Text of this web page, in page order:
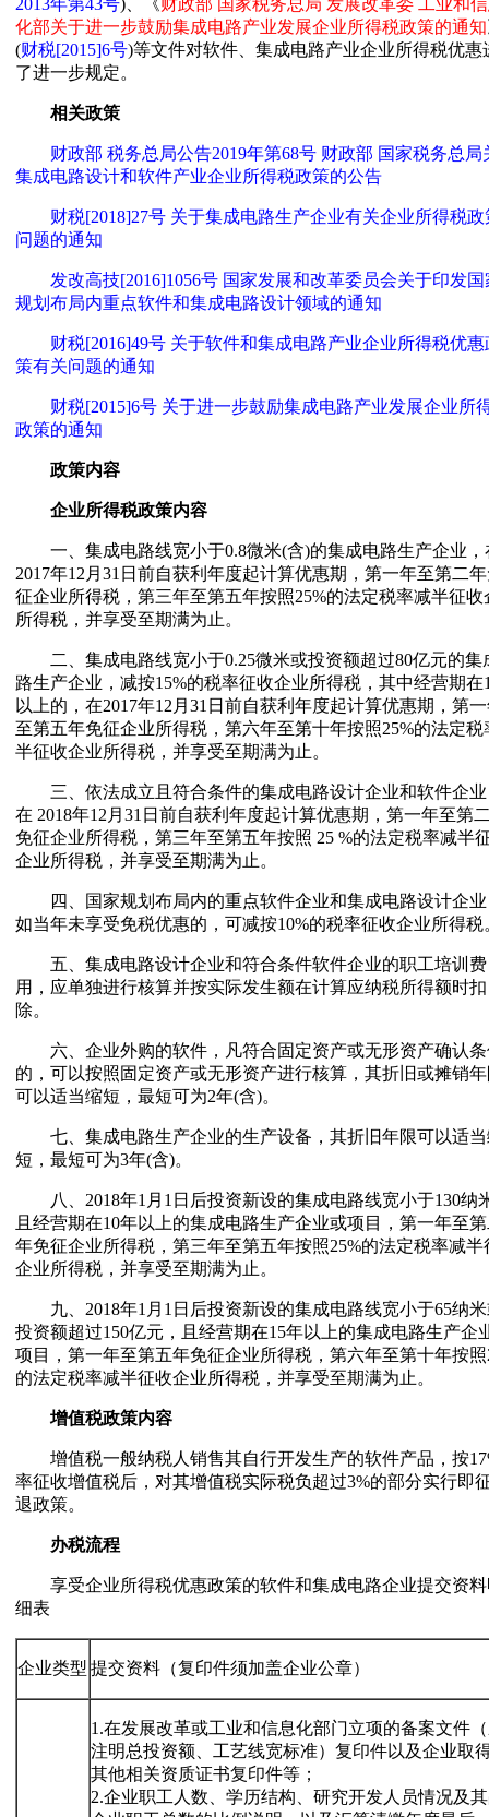
化部关于进一步鼓励集成电路产业发展企业所得税政策的通知
(财税[2015]6号)等文件对软件、集成电路产业企业所得税优惠
了进一步规定。
相关政策
财政部 税务总局公告2019年第68号 财政部 国家税务总局
集成电路设计和软件产业企业所得税政策的公告
财税[2018]27号 关于集成电路生产企业有关企业所得税政
问题的通知
发改高技[2016]1056号 国家发展和改革委员会关于印发国
规划布局内重点软件和集成电路设计领域的通知
财税[2016]49号 关于软件和集成电路产业企业所得税优惠
策有关问题的通知
财税[2015]6号 关于进一步鼓励集成电路产业发展企业所
政策的通知
政策内容
企业所得税政策内容
一、集成电路线宽小于0.8微米(含)的集成电路生产企业，
2017年12月31日前自获利年度起计算优惠期，第一年至第二
征企业所得税，第三年至第五年按照25%的法定税率减半征收
所得税，并享受至期满为止。
二、集成电路线宽小于0.25微米或投资额超过80亿元的集
路生产企业，减按15%的税率征收企业所得税，其中经营期在
以上的，在2017年12月31日前自获利年度起计算优惠期，第
至第五年免征企业所得税，第六年至第十年按照25%的法定税
半征收企业所得税，并享受至期满为止。
三、依法成立且符合条件的集成电路设计企业和软件企业
在 2018年12月31日前自获利年度起计算优惠期，第一年至第
免征企业所得税，第三年至第五年按照 25 %的法定税率减半
企业所得税，并享受至期满为止。
四、国家规划布局内的重点软件企业和集成电路设计企业
如当年未享受免税优惠的，可减按10%的税率征收企业所得税
五、集成电路设计企业和符合条件软件企业的职工培训费
用，应单独进行核算并按实际发生额在计算应纳税所得额时扣
除。
六、企业外购的软件，凡符合固定资产或无形资产确认条
的，可以按照固定资产或无形资产进行核算，其折旧或摊销
可以适当缩短，最短可为2年(含)。
七、集成电路生产企业的生产设备，其折旧年限可以适当
短，最短可为3年(含)。
八、2018年1月1日后投资新设的集成电路线宽小于130纳
且经营期在10年以上的集成电路生产企业或项目，第一年至
年免征企业所得税，第三年至第五年按照25%的法定税率减半
企业所得税，并享受至期满为止。
九、2018年1月1日后投资新设的集成电路线宽小于65纳
投资额超过150亿元，且经营期在15年以上的集成电路生产企
项目，第一年至第五年免征企业所得税，第六年至第十年按照
的法定税率减半征收企业所得税，并享受至期满为止。
增值税政策内容
增值税一般纳税人销售其自行开发生产的软件产品，按
率征收增值税后，对其增值税实际税负超过3%的部分实行即
退政策。
办税流程
享受企业所得税优惠政策的软件和集成电路企业提交资料
细表
企业类型 提交资料（复印件须加盖企业公章）
1.在发展改革或工业和信息化部门立项的备案文件
注明总投资额、工艺线宽标准）复印件以及企业取
其他相关资质证书复印件等；
2.企业职工人数、学历结构、研究开发人员情况及